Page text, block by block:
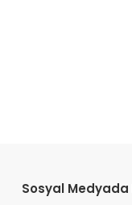
Sosyal Medyada